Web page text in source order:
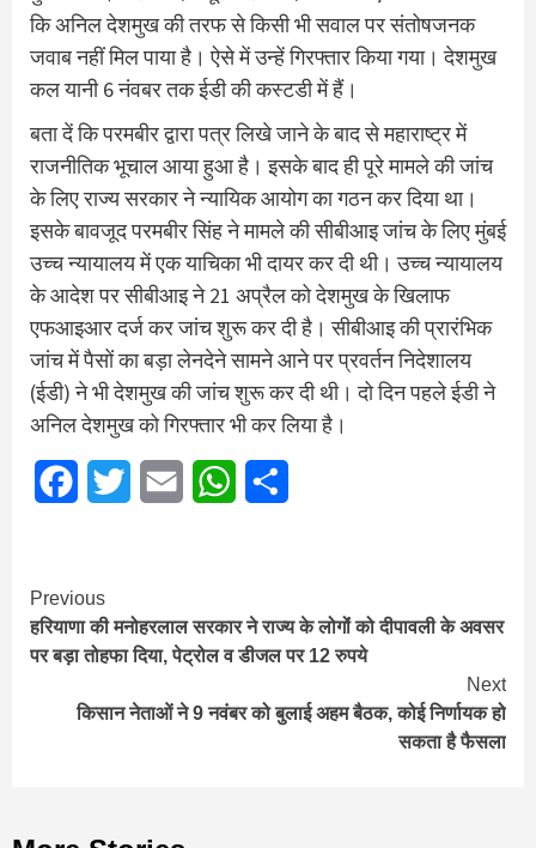
कि अनिल देशमुख की तरफ से किसी भी सवाल पर संतोषजनक
जवाब नहीं मिल पाया है। ऐसे में उन्हें गिरफ्तार किया गया। देशमुख
कल यानी 6 नंवबर तक ईडी की कस्टडी में हैं।
बता दें कि परमबीर द्वारा पत्र लिखे जाने के बाद से महाराष्ट्र में
राजनीतिक भूचाल आया हुआ है। इसके बाद ही पूरे मामले की जांच
के लिए राज्य सरकार ने न्यायिक आयोग का गठन कर दिया था।
इसके बावजूद परमबीर सिंह ने मामले की सीबीआइ जांच के लिए मुंबई
उच्च न्यायालय में एक याचिका भी दायर कर दी थी। उच्च न्यायालय
के आदेश पर सीबीआइ ने 21 अप्रैल को देशमुख के खिलाफ
एफआइआर दर्ज कर जांच शुरू कर दी है। सीबीआइ की प्रारंभिक
जांच में पैसों का बड़ा लेनदेने सामने आने पर प्रवर्तन निदेशालय
(ईडी) ने भी देशमुख की जांच शुरू कर दी थी। दो दिन पहले ईडी ने
अनिल देशमुख को गिरफ्तार भी कर लिया है।
FacebookTwitter Email WhatsApp
Continue
Reading
Previous
हरियाणा की मनोहरलाल सरकार ने राज्‍य के लोगोंं को दीपावली के अवसर
पर बड़ा तोहफा दिया, पेट्रोल व डीजल पर 12 रुपये
Next
किसान नेताओं ने 9 नवंबर को बुलाई अहम बैठक, कोई निर्णायक हो
सकता है फैसला